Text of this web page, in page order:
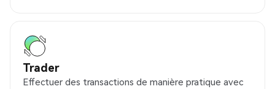
Trader
Effectuer des transactions de manière pratique avec